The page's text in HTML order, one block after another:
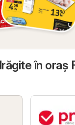
în oraş